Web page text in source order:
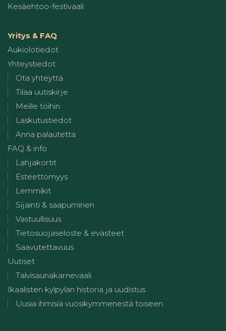
Kesäehtoo-festivaali
Yritys & FAQ
Aukiolotiedot
Yhteystiedot
Ota yhteyttä
Tilaa uutiskirje
Meille töihin
Laskutustiedot
Anna palautetta
FAQ & info
Lahjakortit
Esteettömyys
Lemmikit
Sijainti & saapuminen
Vastuullisuus
Tietosuojaseloste & evästeet
Saavutettavuus
Uutiset
Talvisaunakarnevaali
Ikaalisten kylpylän historia ja uudistus
Uusia ihmisiä vuosikymmenestä toiseen